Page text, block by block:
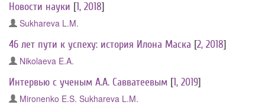
Новости науки [1, 2018]
Sukhareva L.M.
46 лет пути к успеху: история Илона Маска [2, 2018]
Nikolaeva E.A.
Интервью с ученым А.А. Савватеевым [1, 2019]
Mironenko E.S. Sukhareva L.M.